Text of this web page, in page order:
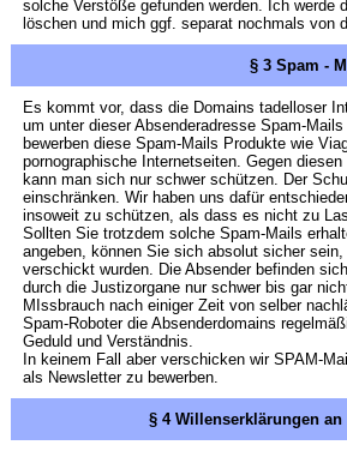
solche Verstöße gefunden werden. Ich werde
löschen und mich ggf. separat nochmals von
§ 3 Spam -
Es kommt vor, dass die Domains tadelloser
um unter dieser Absenderadresse Spam-
bewerben diese Spam-Mails Produkte wie
pornographische Internetseiten. Gegen
kann man sich nur schwer schützen. Der
einschränken. Wir haben uns dafür
insoweit zu schützen, als dass es nicht zu
Sollten Sie trotzdem solche Spam-Mails
angeben, können Sie sich absolut sicher
verschickt wurden. Die Absender befinden
durch die Justizorgane nur schwer bis gar
MIssbrauch nach einiger Zeit von selber
Spam-Roboter die Absenderdomains
Geduld und Verständnis.
In keinem Fall aber verschicken wir SPAM-
als Newsletter zu bewerben.
§ 4 Willenserklärungen